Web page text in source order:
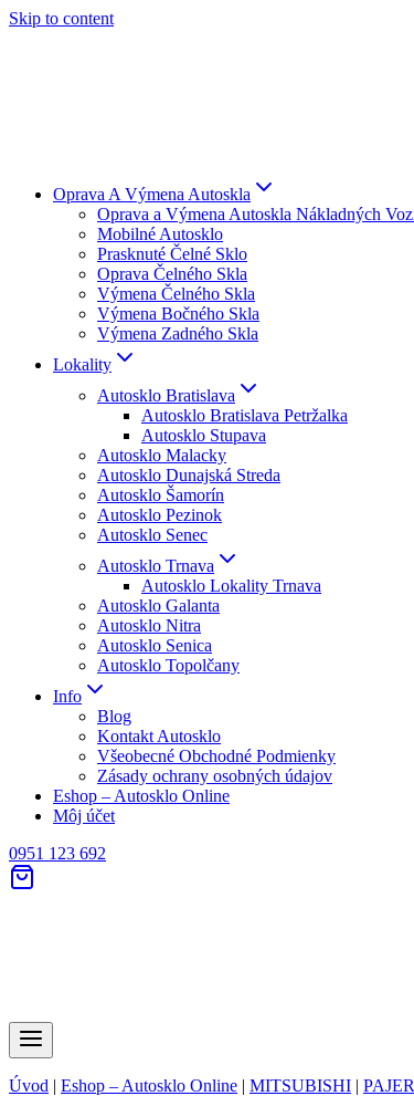
Skip to content
Oprava A Výmena Autoskla
Oprava a Výmena Autoskla Nákladných
Mobilné Autosklo
Prasknuté Čelné Sklo
Oprava Čelného Skla
Výmena Čelného Skla
Výmena Bočného Skla
Výmena Zadného Skla
Lokality
Autosklo Bratislava
Autosklo Bratislava Petržalka
Autosklo Stupava
Autosklo Malacky
Autosklo Dunajská Streda
Autosklo Šamorín
Autosklo Pezinok
Autosklo Senec
Autosklo Trnava
Autosklo Lokality Trnava
Autosklo Galanta
Autosklo Nitra
Autosklo Senica
Autosklo Topolčany
Info
Blog
Kontakt Autosklo
Všeobecné Obchodné Podmienky
Zásady ochrany osobných údajov
Eshop – Autosklo Online
Môj účet
0951 123 692
Úvod | Eshop – Autosklo Online | MITSUBISHI |